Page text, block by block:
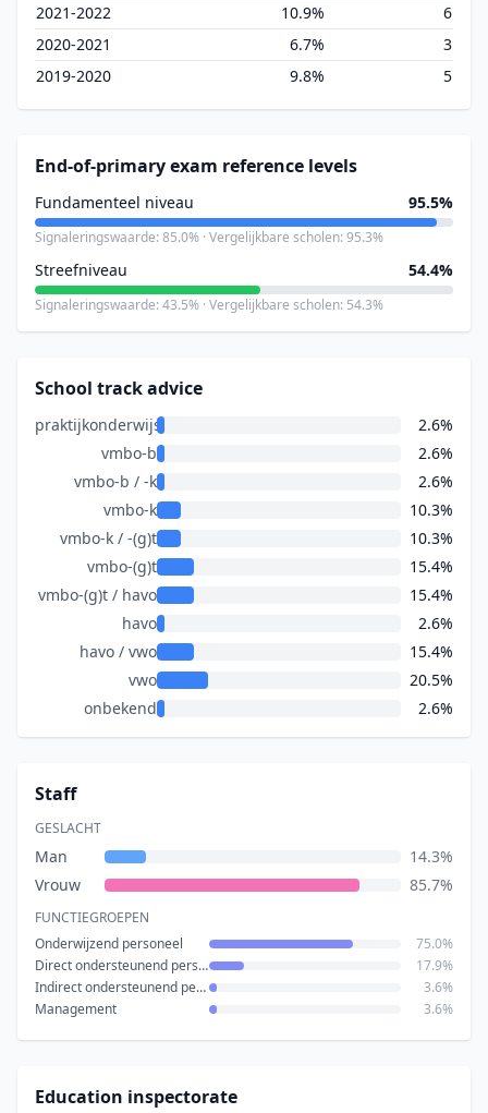
2021-2022
10.9%
6
2020-2021
6.7%
3
2019-2020
9.8% 5
End-of-primary exam reference levels
Fundamenteel niveau 95.5%
Signaleringswaarde: 85.0% · Vergelijkbare scholen: 95.3%
Streefniveau 54.4%
Signaleringswaarde: 43.5% · Vergelijkbare scholen: 54.3%
School track advice
praktijkonderwijs
2.6%
vmbo-b
2.6%
vmbo-b / -k
2.6%
vmbo-k
10.3%
vmbo-k / -(g)t
10.3%
vmbo-(g)t
15.4%
vmbo-(g)t / havo
15.4%
havo
2.6%
havo / vwo
15.4%
vwo
20.5%
onbekend
2.6%
Staff
GESLACHT
Man
14.3%
Vrouw
85.7%
FUNCTIEGROEPEN
Onderwijzend personeel
75.0%
Direct ondersteunend personeel
17.9%
Indirect ondersteunend personeel
3.6%
Management
3.6%
Education inspectorate